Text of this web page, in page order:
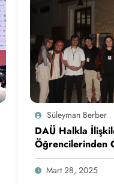
Süleyman Berber
DAÜ Halkla
Öğrencilerinden
Sponsorluğunda
Mart 28, 2025